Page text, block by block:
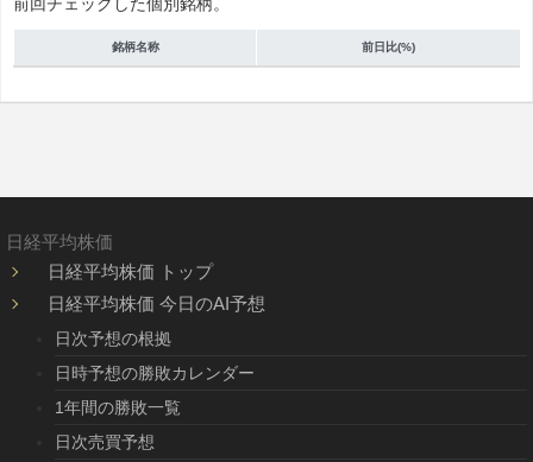
前回チェックした個別銘柄。
銘柄名称 前日比(%)
日経平均株価
日経平均株価 トップ
日経平均株価 今日のAI予想
日次予想の根拠
日時予想の勝敗カレンダー
1年間の勝敗一覧
日次売買予想